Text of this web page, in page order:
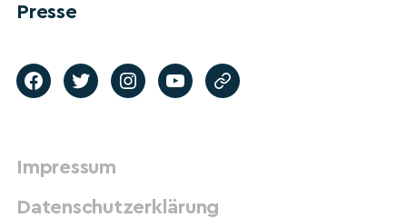
Presse
Impressum
Datenschutzerklärung